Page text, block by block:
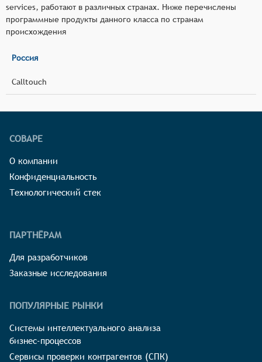
services, работают в различных странах. Ниже перечислены
программные продукты данного класса по странам
происхождения
Россия
Calltouch
СОВАРЕ
О компании
Конфиденциальность
Технологический стек
ПАРТНЁРАМ
Для разработчиков
Заказные исследования
ПОПУЛЯРНЫЕ РЫНКИ
Системы интеллектуального анализа
бизнес-процессов
Сервисы проверки контрагентов (СПК)